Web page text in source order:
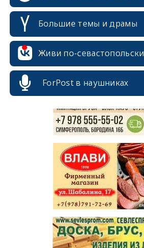
Большие темы и драмы
Живи по-севастопольски
ForPost в наушниках